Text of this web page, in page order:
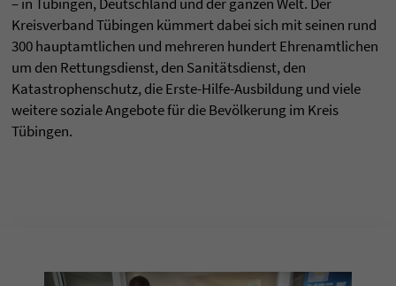
Kreisverband Tübingen kümmert dabei sich mit seinen rund
300 hauptamtlichen und mehreren hundert Ehrenamtlichen
um den Rettungsdienst, den Sanitätsdienst, den
Katastrophenschutz, die Erste-Hilfe-Ausbildung und viele
weitere soziale Angebote für die Bevölkerung im Kreis
Tübingen.